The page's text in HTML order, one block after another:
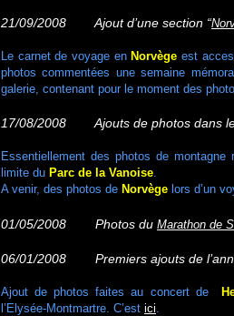
21/09/2008 Ajout d’une section “
Le carnet de voyage en Norvègeest
photos commentées une semaine
galerie, contenant pour le moment des
17/08/2008 Ajouts de photos dans
Essentiellement des photos de
limite du Parc de la Vanoise.
A venir, des photos de Norvège lors d’un
01/05/2008 Photos du Marathon de
06/01/2008 Premiers ajouts de
Ajout de photos faites au concert de
l’Elysée-Montmartre. C’est ici.